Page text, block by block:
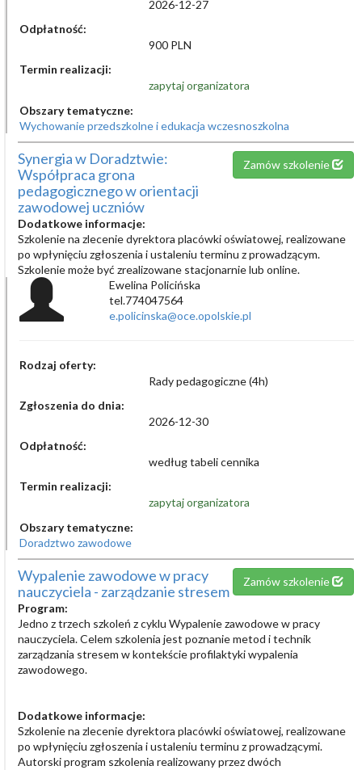
2026-12-27
Odpłatność:
900 PLN
Termin realizacji:
zapytaj organizatora
Obszary tematyczne:
Wychowanie przedszkolne i edukacja wczesnoszkolna
Synergia w Doradztwie:
Współpraca grona
pedagogicznego w orientacji
zawodowej uczniów
Zamów szkolenie
Dodatkowe informacje:
Szkolenie na zlecenie dyrektora placówki oświatowej, realizowane
po wpłynięciu zgłoszenia i ustaleniu terminu z prowadzącym.
Szkolenie może być zrealizowane stacjonarnie lub online.
Ewelina Policińska
tel.774047564
e.policinska@oce.opolskie.pl
Rodzaj oferty:
Rady pedagogiczne (4h)
Zgłoszenia do dnia:
2026-12-30
Odpłatność:
według tabeli cennika
Termin realizacji:
zapytaj organizatora
Obszary tematyczne:
Doradztwo zawodowe
Wypalenie zawodowe w pracy
nauczyciela - zarządzanie stresem
Zamów szkolenie
Program:
Jedno z trzech szkoleń z cyklu Wypalenie zawodowe w pracy
nauczyciela. Celem szkolenia jest poznanie metod i technik
zarządzania stresem w kontekście profilaktyki wypalenia
zawodowego.
Dodatkowe informacje:
Szkolenie na zlecenie dyrektora placówki oświatowej, realizowane
po wpłynięciu zgłoszenia i ustaleniu terminu z prowadzącymi.
Autorski program szkolenia realizowany przez dwóch